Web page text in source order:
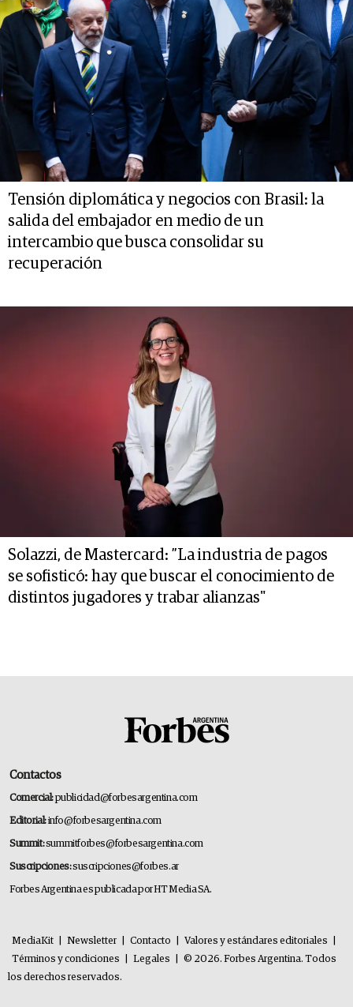
Tensión diplomática y negocios con Brasil: la
salida del embajador en medio de un
intercambio que busca consolidar su
recuperación
Solazzi, de Mastercard: ”La industria de pagos
se sofisticó: hay que buscar el conocimiento de
distintos jugadores y trabar alianzas"
Contactos
Comercial:publicidad@forbesargentina.com
Editorial:info@forbesargentina.com
Summit:summitforbes@forbesargentina.com
Suscripciones:suscripciones@forbes.ar
Forbes Argentina es publicada por HT Media SA.
MediaKit Newsletter Contacto Valores y estándares editoriales
Términos y condiciones
Legales
© 2026. Forbes Argentina. Todos
los derechos reservados.